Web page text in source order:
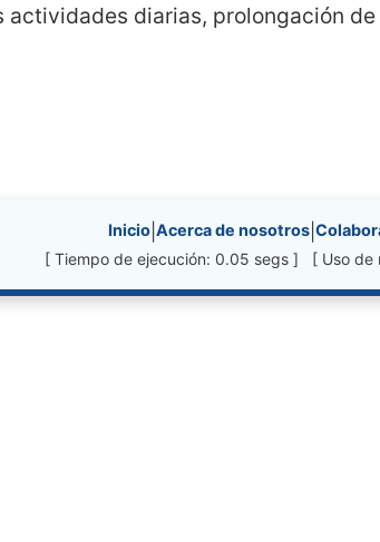
actividades diarias, prolongación
links, etc.
Inicio Acerca de nosotros
[ Tiempo de ejecución: 0.05 segs ] [ Uso